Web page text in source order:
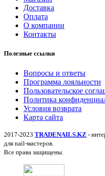
Доставка
Оплата
О компании
Контакты
Полезные ссылки
Вопросы и ответы
Программа лояльности
Пользовательское
Политика
Условия возврата
Карта сайта
2017-2023 TRADENAILS.KZ -
для nail-мастеров.
Все права защищены.